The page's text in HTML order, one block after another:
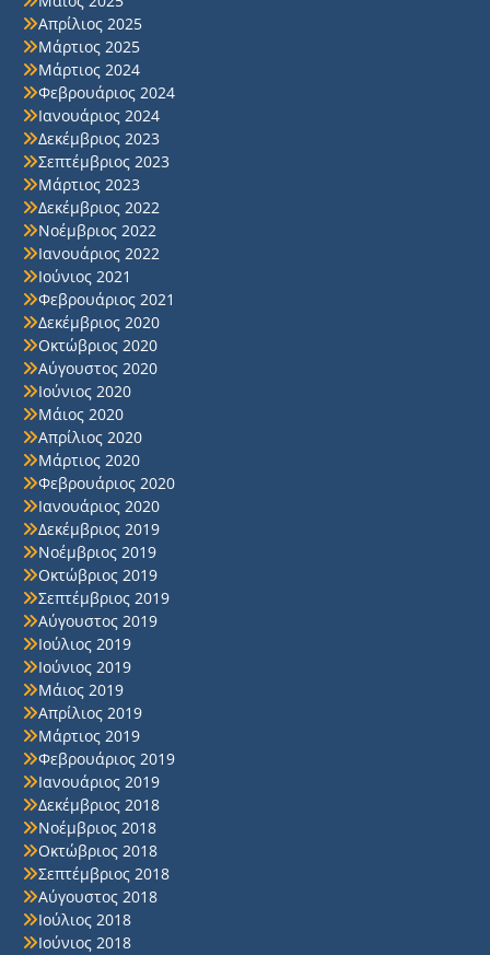
Απρίλιος 2025
Μάρτιος 2025
Μάρτιος 2024
Φεβρουάριος 2024
Ιανουάριος 2024
Δεκέμβριος 2023
Σεπτέμβριος 2023
Μάρτιος 2023
Δεκέμβριος 2022
Νοέμβριος 2022
Ιανουάριος 2022
Ιούνιος 2021
Φεβρουάριος 2021
Δεκέμβριος 2020
Οκτώβριος 2020
Αύγουστος 2020
Ιούνιος 2020
Μάιος 2020
Απρίλιος 2020
Μάρτιος 2020
Φεβρουάριος 2020
Ιανουάριος 2020
Δεκέμβριος 2019
Νοέμβριος 2019
Οκτώβριος 2019
Σεπτέμβριος 2019
Αύγουστος 2019
Ιούλιος 2019
Ιούνιος 2019
Μάιος 2019
Απρίλιος 2019
Μάρτιος 2019
Φεβρουάριος 2019
Ιανουάριος 2019
Δεκέμβριος 2018
Νοέμβριος 2018
Οκτώβριος 2018
Σεπτέμβριος 2018
Αύγουστος 2018
Ιούλιος 2018
Ιούνιος 2018